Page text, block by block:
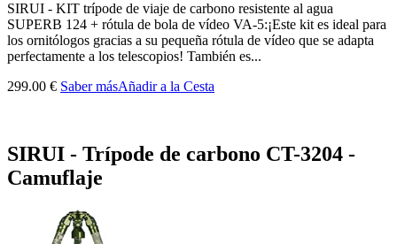
SIRUI - KIT trípode de viaje de carbono resistente al agua
SUPERB 124 + rótula de bola de vídeo VA-5:¡Este kit es ideal para
los ornitólogos gracias a su pequeña rótula de vídeo que se adapta
perfectamente a los telescopios! También es...
299.00 € Saber másAñadir a la Cesta
SIRUI - Trípode de carbono CT-3204 -
Camuflaje